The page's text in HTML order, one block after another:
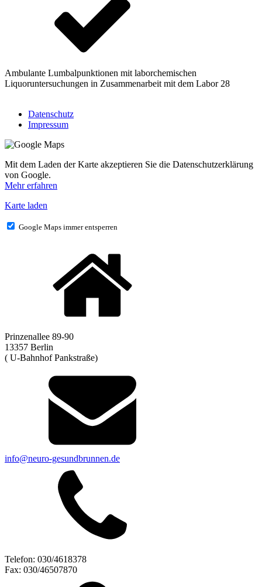
Ambulante Lumbalpunktionen mit laborchemischen
Liquoruntersuchungen in Zusammenarbeit mit dem Labor 28
Datenschutz
Impressum
Mit dem Laden der Karte akzeptieren Sie die Datenschutzerklärung
von Google.
Mehr erfahren
Karte laden
Google Maps immer entsperren
Prinzenallee 89-90
13357 Berlin
( U-Bahnhof Pankstraße)
info@neuro-gesundbrunnen.de
Telefon: 030/4618378
Fax: 030/46507870